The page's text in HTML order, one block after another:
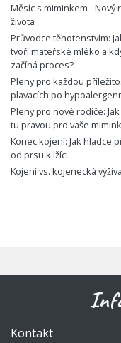
Měsíc s miminkem - Nový
života
Průvodce těhotenstvím:
tvoří mateřské mléko a
začíná proces?
Pleny pro každou
plavacích po
Pleny pro nové rodiče:
tu pravou pro vaše
Konec kojení: Jak hladce
od prsu k lžíci
Kojení vs. kojenecká výživa
Kontakt